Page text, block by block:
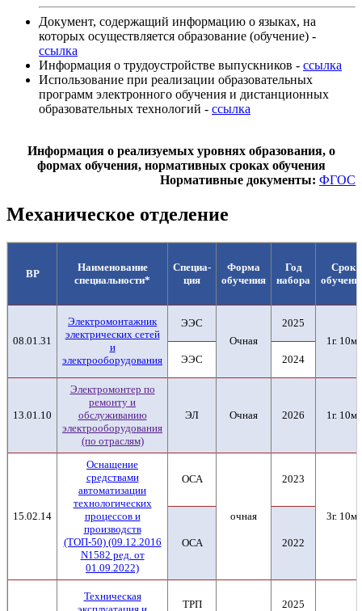
Документ, содержащий информацию о языках, на
которых осуществляется образование (обучение) -
ссылка
Информация о трудоустройстве выпускников - ссылка
Использование при реализации образовательных
программ электронного обучения и дистанционных
образовательных технологий - ссылка
Информация о реализуемых уровнях образования, о
формах обучения, нормативных сроках обучения
Нормативные документы: ФГОС
Механическое отделение
ВР
Наименование
специальности*
Специа-
ция
Форма
обучения
Год
набора
Срок
08.01.31
Электромонтажник
электрических сетей
и
электрооборудования
ЭЭС
Очная
2025
1г. 10м.
ЭЭС
2024
13.01.10
Электромонтер по
ремонту и
обслуживанию
электрооборудования
(по отраслям)
ЭЛ Очная 2026 1г. 10м.
15.02.14
Оснащение
средствами
автоматизации
технологических
процессов и
производств
(ТОП-50) (09.12.2016
N1582 ред. от
01.09.2022)
ОСА
очная
2023
3г. 10м.
ОСА 2022
Техническая
ТРП 2025